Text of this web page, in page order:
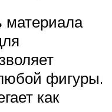
материала
фигуры.
как